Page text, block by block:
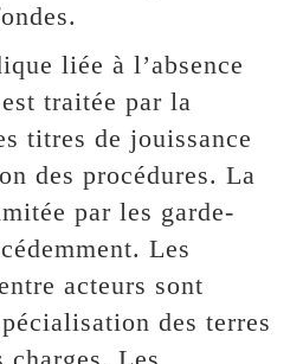
liée à l’absence
traitée par la
titres de jouissance
des procédures. La
par les garde-
Les
acteurs sont
des terres